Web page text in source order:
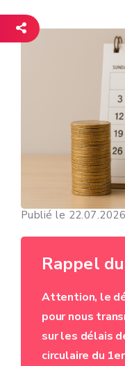
Publié le
Rappel
Attention, le
pour nous
sur les délais
circulaire du